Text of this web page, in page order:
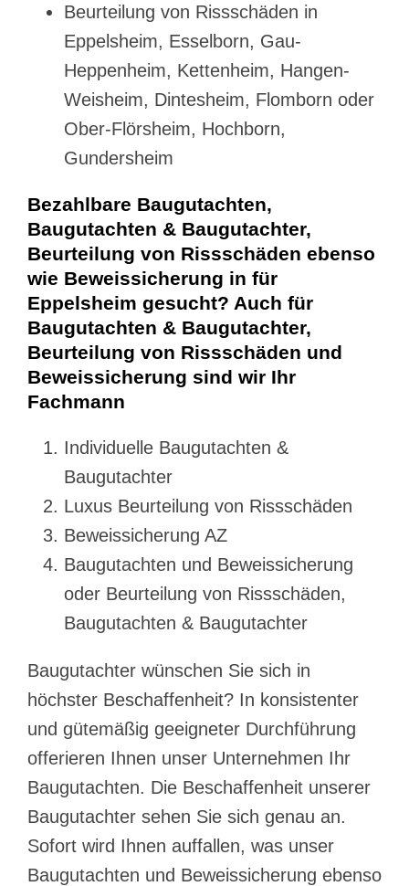
Beurteilung von Rissschäden in
Eppelsheim, Esselborn, Gau-
Heppenheim, Kettenheim, Hangen-
Weisheim, Dintesheim, Flomborn oder
Ober-Flörsheim, Hochborn,
Gundersheim
Bezahlbare Baugutachten,
Baugutachten & Baugutachter,
Beurteilung von Rissschäden ebenso
wie Beweissicherung in für
Eppelsheim gesucht? Auch für
Baugutachten & Baugutachter,
Beurteilung von Rissschäden und
Beweissicherung sind wir Ihr
Fachmann
Individuelle Baugutachten &
Baugutachter
Luxus Beurteilung von Rissschäden
Beweissicherung AZ
Baugutachten und Beweissicherung
oder Beurteilung von Rissschäden,
Baugutachten & Baugutachter
Baugutachter wünschen Sie sich in
höchster Beschaffenheit? In konsistenter
und gütemäßig geeigneter Durchführung
offerieren Ihnen unser Unternehmen Ihr
Baugutachten. Die Beschaffenheit unserer
Baugutachter sehen Sie sich genau an.
Sofort wird Ihnen auffallen, was unser
Baugutachten und Beweissicherung ebenso